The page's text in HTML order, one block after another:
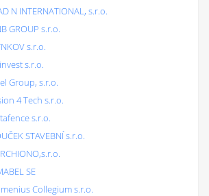
N INTERNATIONAL, s.r.o.
GROUP s.r.o.
s.r.o.
s.r.o.
Group, s.r.o.
4 Tech s.r.o.
s.r.o.
STAVEBNÍ s.r.o.
SE
Collegium s.r.o.